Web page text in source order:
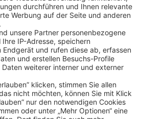
Lekkerland SE
50226 Frechen
Deutschland